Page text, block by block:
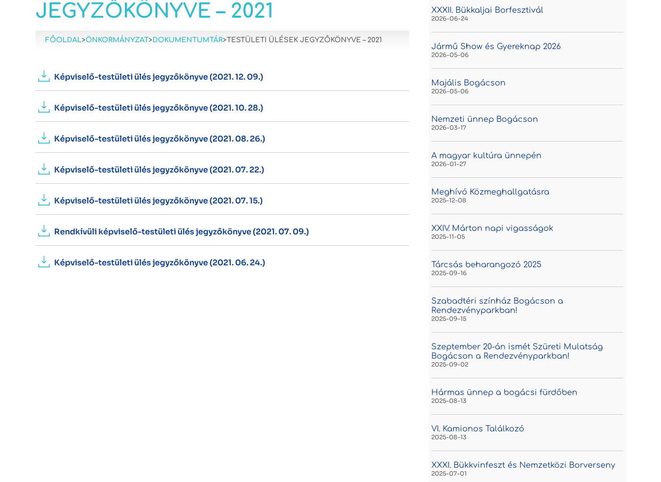
JEGYZŐKÖNYVE – 2021
FŐOLDAL>ÖNKORMÁNYZAT>DOKUMENTUMTÁR>TESTÜLETI ÜLÉSEK JEGYZŐKÖNYVE – 2021
Képviselő-testületi ülés jegyzőkönyve (2021. 12. 09.)
Képviselő-testületi ülés jegyzőkönyve (2021. 10. 28.)
Képviselő-testületi ülés jegyzőkönyve (2021. 08. 26.)
Képviselő-testületi ülés jegyzőkönyve (2021. 07. 22.)
Képviselő-testületi ülés jegyzőkönyve (2021. 07. 15.)
Rendkívüli képviselő-testületi ülés jegyzőkönyve (2021. 07. 09.)
Képviselő-testületi ülés jegyzőkönyve (2021. 06. 24.)
XXXII. Bükkaljai Borfesztivál
2026-06-24
Jármű Show és Gyereknap 2026
2026-05-06
Majális Bogácson
2026-05-06
Nemzeti ünnep Bogácson
2026-03-17
A magyar kultúra ünnepén
2026-01-27
Meghívó Közmeghallgatásra
2025-12-08
XXIV. Márton napi vigasságok
2025-11-05
Tárcsás beharangozó 2025
2025-09-16
Szabadtéri színház Bogácson a
Rendezvényparkban!
2025-09-15
Szeptember 20-án ismét Szüreti Mulatság
Bogácson a Rendezvényparkban!
2025-09-02
Hármas ünnep a bogácsi fürdőben
2025-08-13
VI. Kamionos Találkozó
2025-08-13
XXXI. Bükkvinfeszt és Nemzetközi Borverseny
2025-07-01